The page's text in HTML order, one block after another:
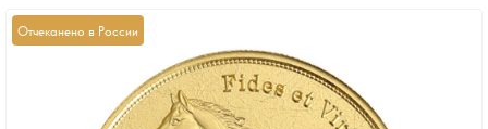
Отчеканено в России